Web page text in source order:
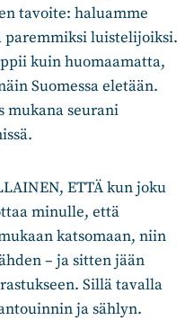
tavoite: haluamme
paremmiksi luistelijoiksi.
kuin huomaamatta,
Suomessa eletään.
mukana seurani
ETTÄ kun joku
minulle, että
katsomaan, niin
– ja sitten jään
Sillä tavalla
ja sählyn.